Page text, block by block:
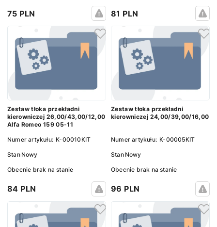
75 PLN 81 PLN
Zestaw tłoka przekładni
kierowniczej 26,00/43,00/12,00
Alfa Romeo 159 05-11
Numer artykułu: K-00010KIT
Stan Nowy
Obecnie brak na stanie
84 PLN
Zestaw tłoka przekładni
kierowniczej 24,00/39,00/16,00
Numer artykułu: K-00005KIT
Stan Nowy
Obecnie brak na stanie
96 PLN